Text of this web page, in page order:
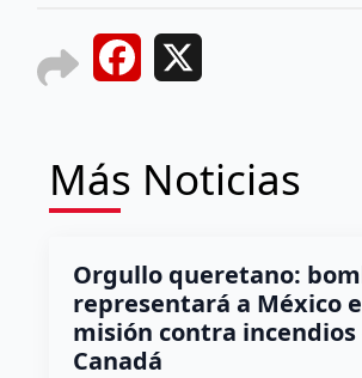
Facebook
Más Noticias
Orgullo queretano:
representará a México
misión contra incendios
Canadá